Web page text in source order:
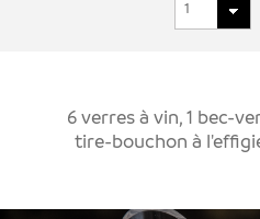
6 verres à vin, 1 bec-
tire-bouchon à